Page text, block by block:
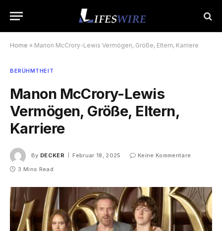
Home » Manon McCrory-Lewis Vermögen, Größe, Eltern, Karriere
BERÜHMTHEIT
Manon McCrory-Lewis
Vermögen, Größe, Eltern,
Karriere
By DECKER Februar 18, 2025
Keine Kommentare
3 Mins Read